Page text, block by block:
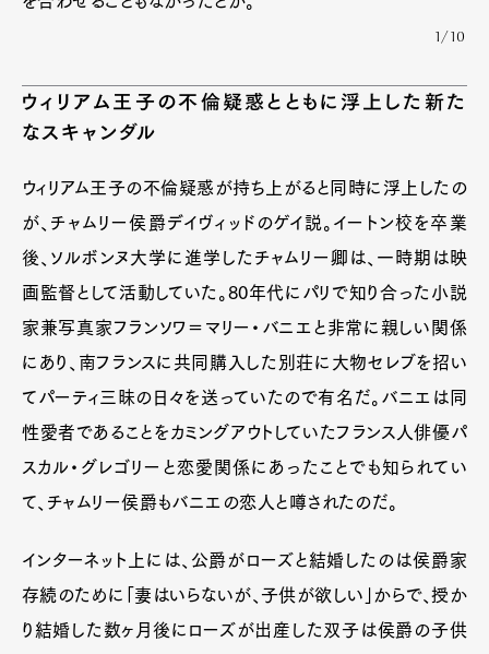
1/10
ウィリアム王子の不倫疑惑とともに浮上した新た
なスキャンダル
ウィリアム王子の不倫疑惑が持ち上がると同時に浮上したの
が、チャムリー侯爵デイヴィッドのゲイ説。イートン校を卒業
後、ソルボンヌ大学に進学したチャムリー卿は、一時期は映
画監督として活動していた。80年代にパリで知り合った小説
家兼写真家フランソワ＝マリー・バニエと非常に親しい関係
にあり、南フランスに共同購入した別荘に大物セレブを招い
てパーティ三昧の日々を送っていたので有名だ。バニエは同
性愛者であることをカミングアウトしていたフランス人俳優パ
スカル・グレゴリーと恋愛関係にあったことでも知られてい
て、チャムリー侯爵もバニエの恋人と噂されたのだ。
インターネット上には、公爵がローズと結婚したのは侯爵家
存続のために「妻はいらないが、子供が欲しい」からで、授か
り結婚した数ヶ月後にローズが出産した双子は侯爵の子供